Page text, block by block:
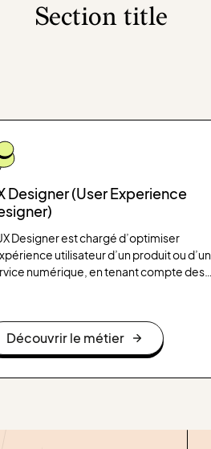
Section title
Designer (User Experience
Designer est chargé d’optimiser
utilisateur d’un produit ou d’un
numérique, en tenant compte des
pour les utilisateurs finaux.
Découvrir le métier